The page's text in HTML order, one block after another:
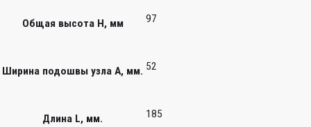
Общая высота H, мм 97
Ширина подошвы узла А, мм. 52
Длина L, мм. 185